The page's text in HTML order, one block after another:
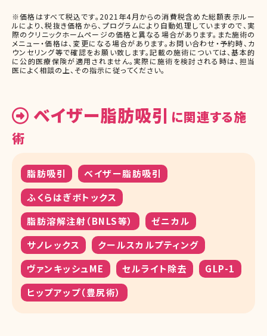
※価格はすべて税込です。2021年4月からの消費税含めた総額表示ルー
ルにより、税抜き価格から、プログラムにより自動処理していますので、実
際のクリニックホームページの価格と異なる場合があります。また施術の
メニュー・価格は、変更になる場合があります。お問い合わせ・予約時、カ
ウンセリング等で確認をお願い致します。記載の施術については、基本的
に公的医療保険が適用されません。実際に施術を検討される時は、担当
医によく相談の上、その指示に従ってください。
ベイザー脂肪吸引 に関連する施
術
脂肪吸引
ベイザー脂肪吸引
ふくらはぎボトックス
脂肪溶解注射（BNLS等）
ゼニカル
サノレックス
クールスカルプティング
ヴァンキッシュME
セルライト除去
GLP-1
ヒップアップ（豊尻術）